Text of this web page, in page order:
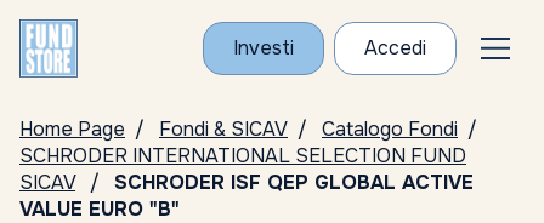
Investi Accedi
Home Page Fondi & SICAV
Catalogo Fondi
SCHRODER INTERNATIONAL SELECTION FUND
SICAV
SCHRODER ISF QEP GLOBAL ACTIVE
VALUE EURO "B"